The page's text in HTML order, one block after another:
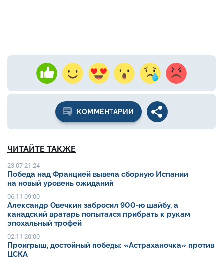
КОММЕНТАРИИ
ЧИТАЙТЕ ТАКЖЕ
23.07 21:24
Победа над Францией вывела сборную Испании
на новый уровень ожиданий
06.11 09:00
Александр Овечкин забросил 900-ю шайбу, а
канадский вратарь попытался прибрать к рукам
эпохальный трофей
02.11 20:00
Проигрыш, достойный победы: «Астраханочка» против
ЦСКА